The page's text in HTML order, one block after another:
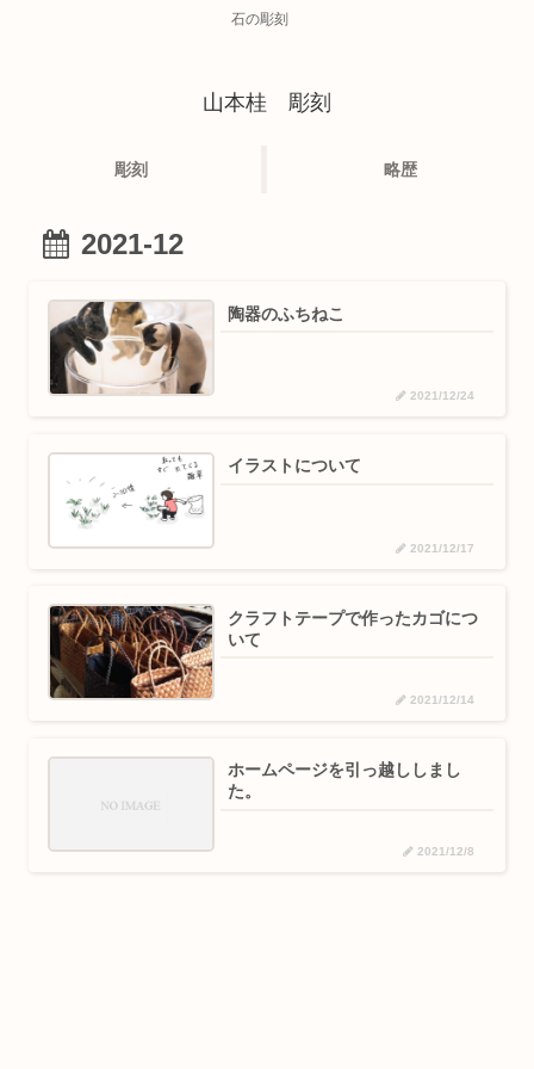
石の彫刻
山本桂 彫刻
彫刻 略歴
2021-12
陶器のふちねこ
2021/12/24
イラストについて
2021/12/17
クラフトテープで作ったカゴにつ
いて
2021/12/14
ホームページを引っ越ししまし
た。
2021/12/8